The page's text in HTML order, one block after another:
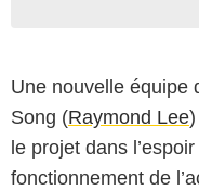
Une nouvelle équipe
Song (Raymond Lee
le projet dans
fonctionnement de